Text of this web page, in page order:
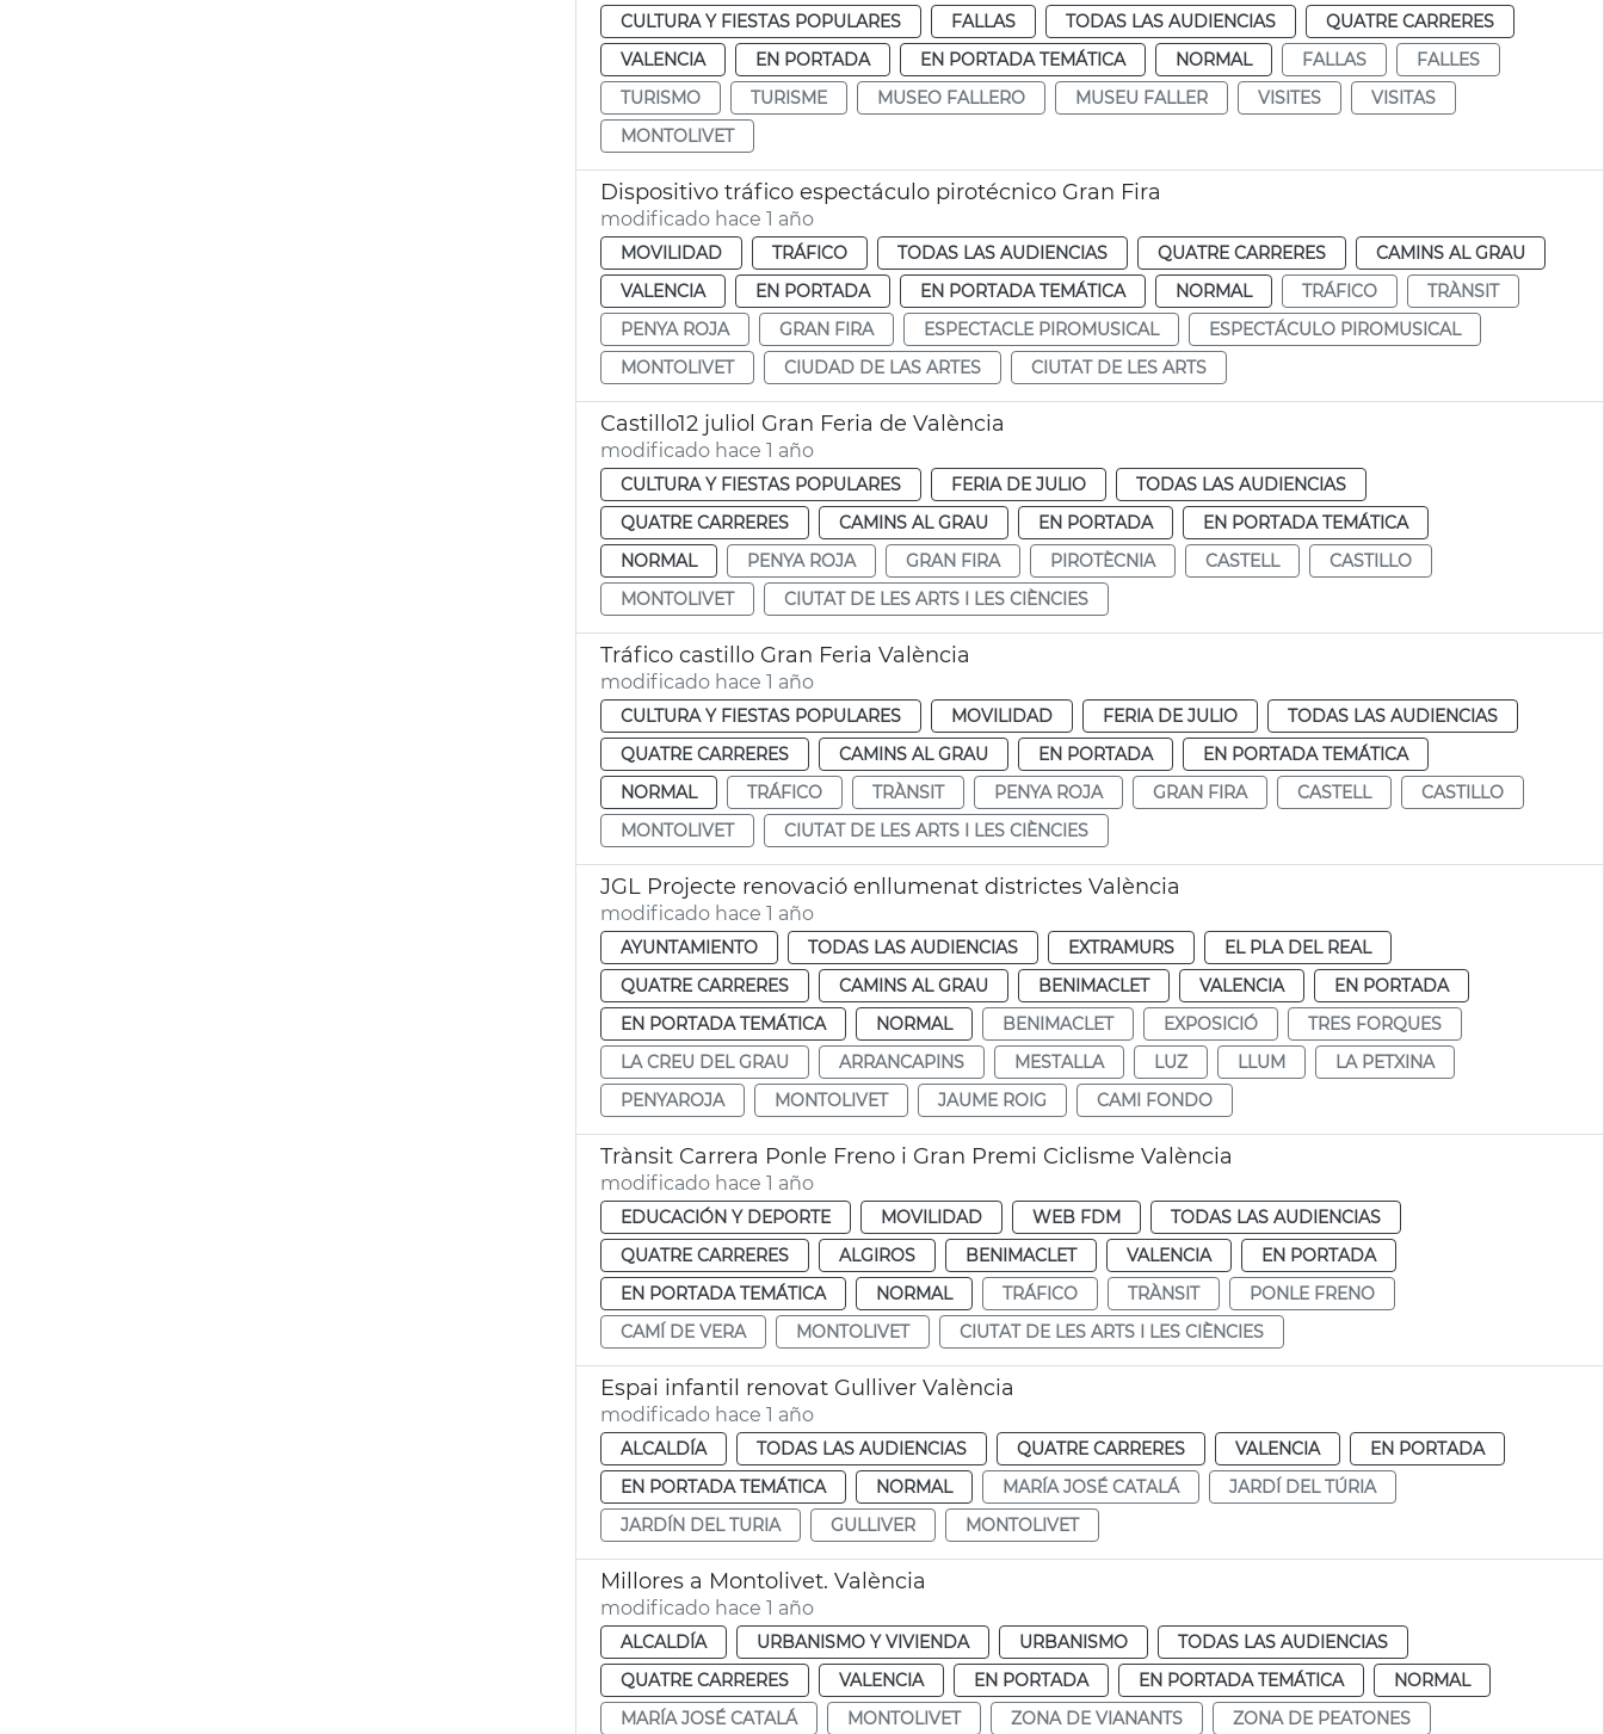
CULTURA Y FIESTAS POPULARES FALLAS TODAS LAS AUDIENCIAS
QUATRE CARRERES
VALENCIA
EN PORTADA EN PORTADA TEMÁTICA NORMAL FALLAS
FALLES
TURISMO
TURISME MUSEO FALLERO MUSEU FALLER VISITES
VISITAS
MONTOLIVET
Dispositivo tráfico espectáculo pirotécnico Gran Fira
modificado hace 1 año
MOVILIDAD TRÁFICO TODAS LAS AUDIENCIAS QUATRE CARRERES
CAMINS AL GRAU
VALENCIA
EN PORTADA EN PORTADA TEMÁTICA NORMAL TRÁFICO
TRÀNSIT
PENYA ROJA
GRAN FIRA ESPECTACLE PIROMUSICAL
ESPECTÁCULO PIROMUSICAL
MONTOLIVET
CIUDAD DE LAS ARTES CIUTAT DE LES ARTS
Castillo12 juliol Gran Feria de València
modificado hace 1 año
CULTURA Y FIESTAS POPULARES FERIA DE JULIO
TODAS LAS AUDIENCIAS
QUATRE CARRERES
CAMINS AL GRAU EN PORTADA
EN PORTADA TEMÁTICA
NORMAL
PENYA ROJA GRAN FIRA PIROTÈCNIA CASTELL
CASTILLO
MONTOLIVET
CIUTAT DE LES ARTS I LES CIÈNCIES
Tráfico castillo Gran Feria València
modificado hace 1 año
CULTURA Y FIESTAS POPULARES MOVILIDAD FERIA DE JULIO
TODAS LAS AUDIENCIAS
QUATRE CARRERES
CAMINS AL GRAU EN PORTADA
EN PORTADA TEMÁTICA
NORMAL
TRÁFICO TRÀNSIT PENYA ROJA GRAN FIRA CASTELL
CASTILLO
MONTOLIVET
CIUTAT DE LES ARTS I LES CIÈNCIES
JGL Projecte renovació enllumenat districtes València
modificado hace 1 año
AYUNTAMIENTO TODAS LAS AUDIENCIAS EXTRAMURS
EL PLA DEL REAL
QUATRE CARRERES
CAMINS AL GRAU BENIMACLET VALENCIA
EN PORTADA
EN PORTADA TEMÁTICA
NORMAL BENIMACLET EXPOSICIÓ
TRES FORQUES
LA CREU DEL GRAU
ARRANCAPINS MESTALLA LUZ LLUM
LA PETXINA
PENYAROJA
MONTOLIVET JAUME ROIG CAMI FONDO
Trànsit Carrera Ponle Freno i Gran Premi Ciclisme València
modificado hace 1 año
EDUCACIÓN Y DEPORTE MOVILIDAD WEB FDM
TODAS LAS AUDIENCIAS
QUATRE CARRERES
ALGIROS BENIMACLET VALENCIA
EN PORTADA
EN PORTADA TEMÁTICA
NORMAL TRÁFICO TRÀNSIT
PONLE FRENO
CAMÍ DE VERA
MONTOLIVET CIUTAT DE LES ARTS I LES CIÈNCIES
Espai infantil renovat Gulliver València
modificado hace 1 año
ALCALDÍA TODAS LAS AUDIENCIAS QUATRE CARRERES VALENCIA
EN PORTADA
EN PORTADA TEMÁTICA
NORMAL MARÍA JOSÉ CATALÁ
JARDÍ DEL TÚRIA
JARDÍN DEL TURIA
GULLIVER MONTOLIVET
Millores a Montolivet. València
modificado hace 1 año
ALCALDÍA URBANISMO Y VIVIENDA URBANISMO
TODAS LAS AUDIENCIAS
QUATRE CARRERES
VALENCIA EN PORTADA EN PORTADA TEMÁTICA
NORMAL
MARÍA JOSÉ CATALÁ
MONTOLIVET ZONA DE VIANANTS ZONA DE PEATONES